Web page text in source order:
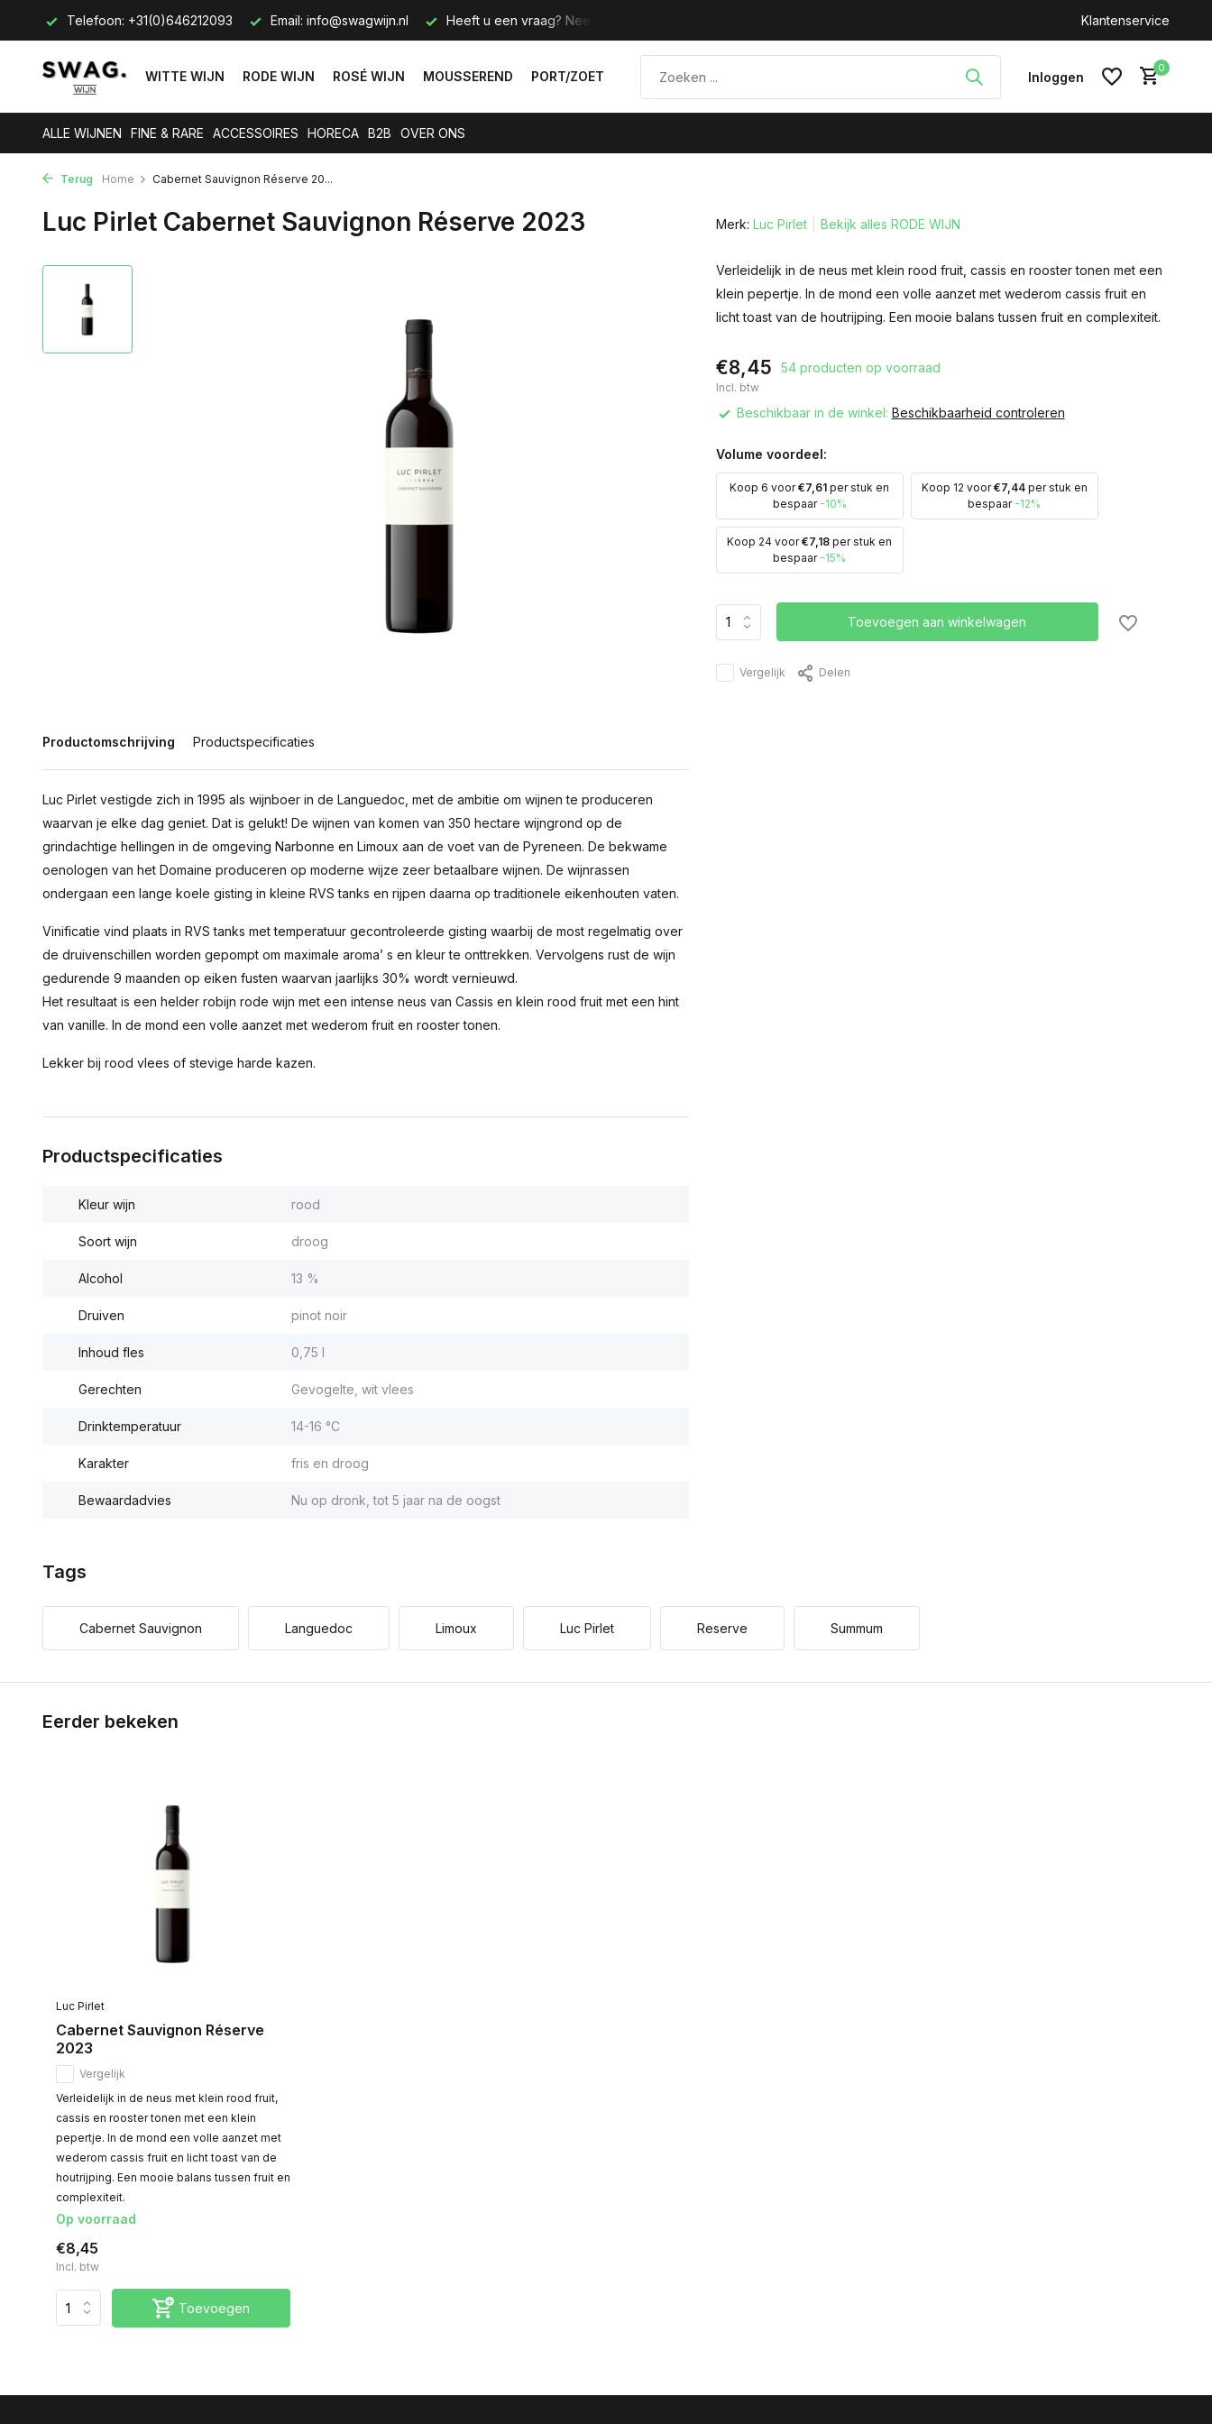
Telefoon: +31(0)646212093 Email: info@swagwijn.nl Heeft u een vraag? Neem contact met ons op. Klantenservice
WITTE WIJN RODE WIJN ROSÉ WIJN MOUSSEREND PORT/ZOET Inloggen
0
ALLE WIJNEN FINE & RARE ACCESSOIRES HORECA B2B OVER ONS
Terug Home Cabernet Sauvignon Réserve 20...
Luc Pirlet Cabernet Sauvignon Réserve 2023
Productomschrijving Productspecificaties
Luc Pirlet vestigde zich in 1995 als wijnboer in de Languedoc, met de ambitie om wijnen te produceren
waarvan je elke dag geniet. Dat is gelukt! De wijnen van komen van 350 hectare wijngrond op de
grindachtige hellingen in de omgeving Narbonne en Limoux aan de voet van de Pyreneen. De bekwame
oenologen van het Domaine produceren op moderne wijze zeer betaalbare wijnen. De wijnrassen
ondergaan een lange koele gisting in kleine RVS tanks en rijpen daarna op traditionele eikenhouten vaten.
Vinificatie vind plaats in RVS tanks met temperatuur gecontroleerde gisting waarbij de most regelmatig over
de druivenschillen worden gepompt om maximale aroma’ s en kleur te onttrekken. Vervolgens rust de wijn
gedurende 9 maanden op eiken fusten waarvan jaarlijks 30% wordt vernieuwd.
Het resultaat is een helder robijn rode wijn met een intense neus van Cassis en klein rood fruit met een hint
van vanille. In de mond een volle aanzet met wederom fruit en rooster tonen.
Lekker bij rood vlees of stevige harde kazen.
Productspecificaties
Kleur wijn rood
Soort wijn droog
Alcohol 13 %
Druiven pinot noir
Inhoud fles 0,75 l
Gerechten Gevogelte, wit vlees
Drinktemperatuur 14-16 °C
Karakter fris en droog
Bewaardadvies Nu op dronk, tot 5 jaar na de oogst
Merk: Luc Pirlet Bekijk alles RODE WIJN
Verleidelijk in de neus met klein rood fruit, cassis en rooster tonen met een
klein pepertje. In de mond een volle aanzet met wederom cassis fruit en
licht toast van de houtrijping. Een mooie balans tussen fruit en complexiteit.
€8,45 54 producten op voorraad
Incl. btw
Beschikbaar in de winkel: Beschikbaarheid controleren
Volume voordeel:
Koop 6 voor€7,61 per stuk en
bespaar -10%
Koop 12 voor€7,44per stuk en
bespaar -12%
Koop 24 voor€7,18 per stuk en
bespaar -15%
Toevoegen aan winkelwagen
Vergelijk Delen
Tags
Cabernet Sauvignon Languedoc Limoux Luc Pirlet Reserve Summum
Eerder bekeken
Luc Pirlet
Cabernet Sauvignon Réserve
2023
Vergelijk
Verleidelijk in de neus met klein rood fruit,
cassis en rooster tonen met een klein
pepertje. In de mond een volle aanzet met
wederom cassis fruit en licht toast van de
houtrijping. Een mooie balans tussen fruit en
complexiteit.
Op voorraad
€8,45
Incl. btw
Toevoegen